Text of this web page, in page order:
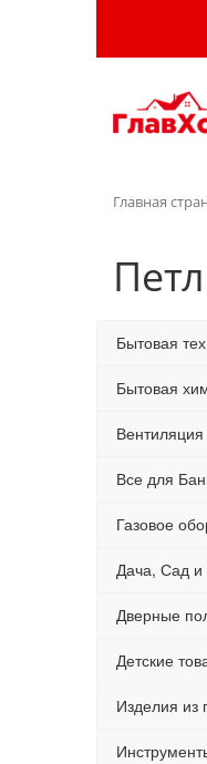
Главная
Бытовая
Бытовая
Вентиляция
Все для
Газовое
Дача, Сад и
Дверные
Детские
Изделия из